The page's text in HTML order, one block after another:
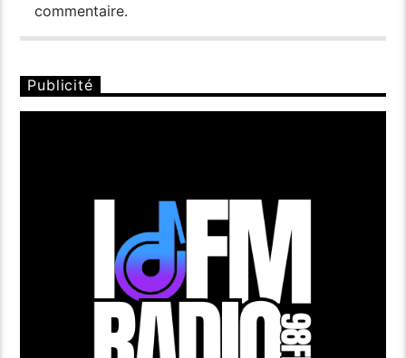
commentaire.
Publicité